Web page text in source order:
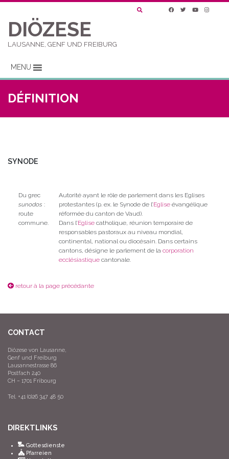
DIÖZESE
LAUSANNE, GENF UND FREIBURG
MENU
DÉFINITION
SYNODE
Du grec
sunodos :
route
commune.
Autorité ayant le rôle de parlement dans les Eglises
protestantes (p. ex. le Synode de l’Egliseévangélique
réformée du canton de Vaud).
Dans l’Eglisecatholique, réunion temporaire de
responsables pastoraux au niveau mondial,
continental, national ou diocésain. Dans certains
cantons, désigne le parlement de la corporation
ecclésiastiquecantonale.
retour à la page précédante
CONTACT
Diözese von Lausanne,
Genf und Freiburg
Lausannestrasse 86
Postfach 240
CH – 1701 Fribourg
Tel. +41 (0)26 347 48 50
DIREKTLINKS
Gottesdienste
Pfarreien